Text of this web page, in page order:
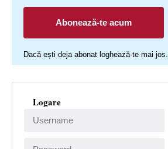
Abonează-te acum
Dacă ești deja abonat loghează-te mai jos.
Logare